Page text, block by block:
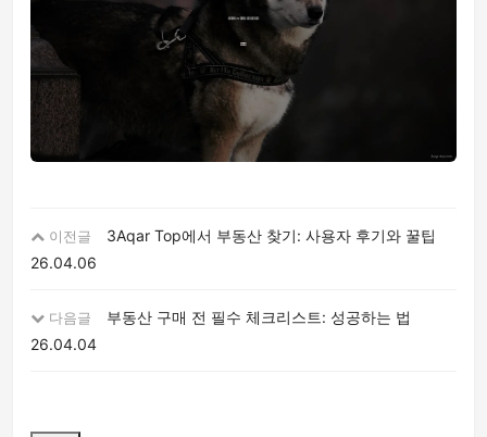
이전글
3Aqar Top에서 부동산 찾기: 사용자 후기와 꿀팁
26.04.06
다음글
부동산 구매 전 필수 체크리스트: 성공하는 법
26.04.04